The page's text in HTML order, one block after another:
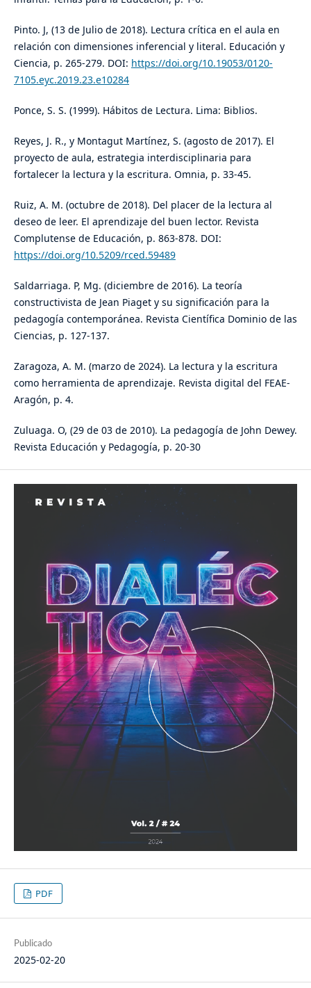
Pinto. J, (13 de Julio de 2018). Lectura crítica en el aula en
relación con dimensiones inferencial y literal. Educación y
Ciencia, p. 265-279. DOI: https://doi.org/10.19053/0120-
7105.eyc.2019.23.e10284
Ponce, S. S. (1999). Hábitos de Lectura. Lima: Biblios.
Reyes, J. R., y Montagut Martínez, S. (agosto de 2017). El
proyecto de aula, estrategia interdisciplinaria para
fortalecer la lectura y la escritura. Omnia, p. 33-45.
Ruiz, A. M. (octubre de 2018). Del placer de la lectura al
deseo de leer. El aprendizaje del buen lector. Revista
Complutense de Educación, p. 863-878. DOI:
https://doi.org/10.5209/rced.59489
Saldarriaga. P, Mg. (diciembre de 2016). La teoría
constructivista de Jean Piaget y su significación para la
pedagogía contemporánea. Revista Científica Dominio de las
Ciencias, p. 127-137.
Zaragoza, A. M. (marzo de 2024). La lectura y la escritura
como herramienta de aprendizaje. Revista digital del FEAE-
Aragón, p. 4.
Zuluaga. O, (29 de 03 de 2010). La pedagogía de John Dewey.
Revista Educación y Pedagogía, p. 20-30
PDF
Publicado
2025-02-20